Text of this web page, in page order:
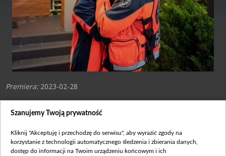
Premiera: 2023-02-28
kierownika stacji, Zdzisio – oraz pozostali ratownicy – są
Martyna – która ubiegała się o stanowisko w tajemnicy przed
mężem.
Szanujemy Twoją prywatność
Kliknij "Akceptuję i przechodzę do serwisu", aby wyrazić zgody na
korzystanie z technologii automatycznego śledzenia i zbierania danych,
dostęp do informacji na Twoim urządzeniu końcowym i ich